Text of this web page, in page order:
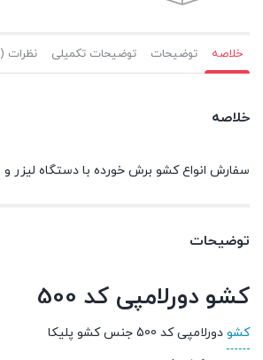
خلاصه توضیحات توضیحات تکمیلی نظرات (0)
خلاصه
سفارش انواع کشو برش خورده با دستگاه لیزر و
توضیحات
کشو دورلامپی کد 500
کشو دورلامپی کد 500 جنس کشو پلیکا